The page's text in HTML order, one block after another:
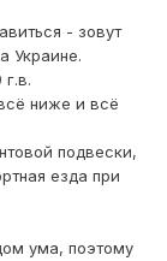
- зовут
Украине.
ниже и всё
подвески,
езда при
ума, поэтому